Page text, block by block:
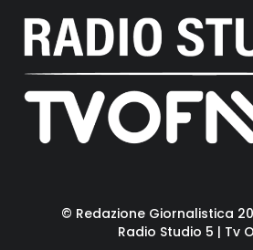
© Redazione Giornalistica
Radio Studio 5 | Tv